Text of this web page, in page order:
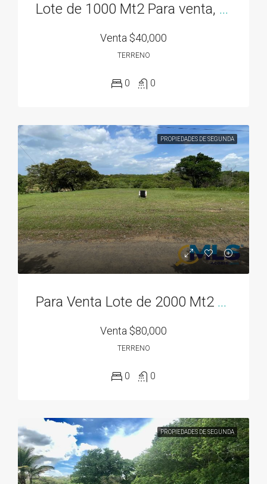
Lote de 1000 Mt2 Para venta, en San Carlos, Rodeo Viejo, Cerca de Todo!
Venta $40,000
TERRENO
0 0
PROPIEDADES DE SEGUNDA
Para Venta Lote de 2000 Mt2 en Rodeo Viejo, cerca de todo!
Venta $80,000
TERRENO
0 0
PROPIEDADES DE SEGUNDA